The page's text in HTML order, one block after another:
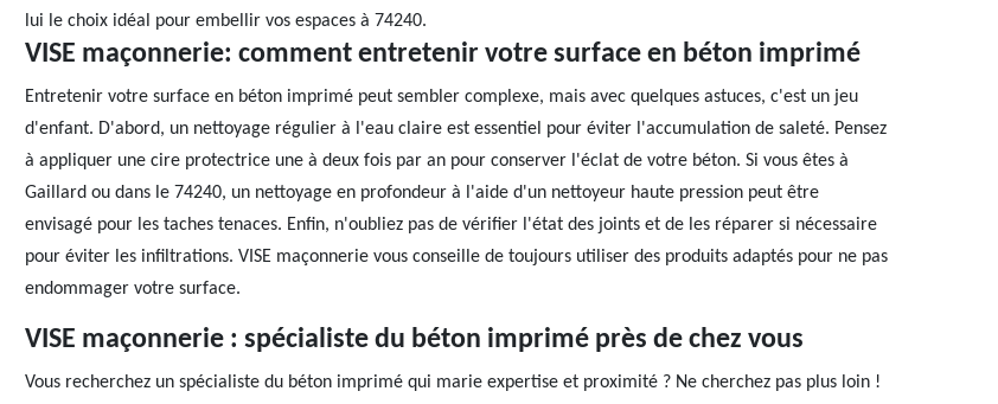
lui le choix idéal pour embellir vos espaces à 74240.
VISE maçonnerie: comment entretenir votre surface en béton imprimé
Entretenir votre surface en béton imprimé peut sembler complexe, mais avec quelques astuces, c'est un jeu
d'enfant. D'abord, un nettoyage régulier à l'eau claire est essentiel pour éviter l'accumulation de saleté. Pensez
à appliquer une cire protectrice une à deux fois par an pour conserver l'éclat de votre béton. Si vous êtes à
Gaillard ou dans le 74240, un nettoyage en profondeur à l'aide d'un nettoyeur haute pression peut être
envisagé pour les taches tenaces. Enfin, n'oubliez pas de vérifier l'état des joints et de les réparer si nécessaire
pour éviter les infiltrations. VISE maçonnerie vous conseille de toujours utiliser des produits adaptés pour ne pas
endommager votre surface.
VISE maçonnerie : spécialiste du béton imprimé près de chez vous
Vous recherchez un spécialiste du béton imprimé qui marie expertise et proximité ? Ne cherchez pas plus loin !